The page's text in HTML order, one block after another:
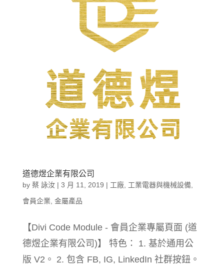
道德煜企業有限公司
by 蔡 詠汝| 3 月 11, 2019 | 工廠, 工業電器與機械設備,
會員企業 金屬產品
【Divi Code Module - 會員企業專屬頁面 (道
德煜企業有限公司)】 特色： 1. 基於通用公
版 V2。 2. 包含 FB, IG, LinkedIn 社群按鈕。